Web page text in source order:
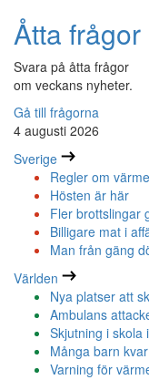
Åtta frågor
Svara på åtta frågor
om veckans nyheter.
Gå till frågorna
4 augusti 2026
Sverige
Regler om värme
Hösten är här
Fler brottslingar
Billigare mat i
Man från gäng
Världen
Nya platser att
Ambulans
Skjutning i skola
Många barn
Varning för